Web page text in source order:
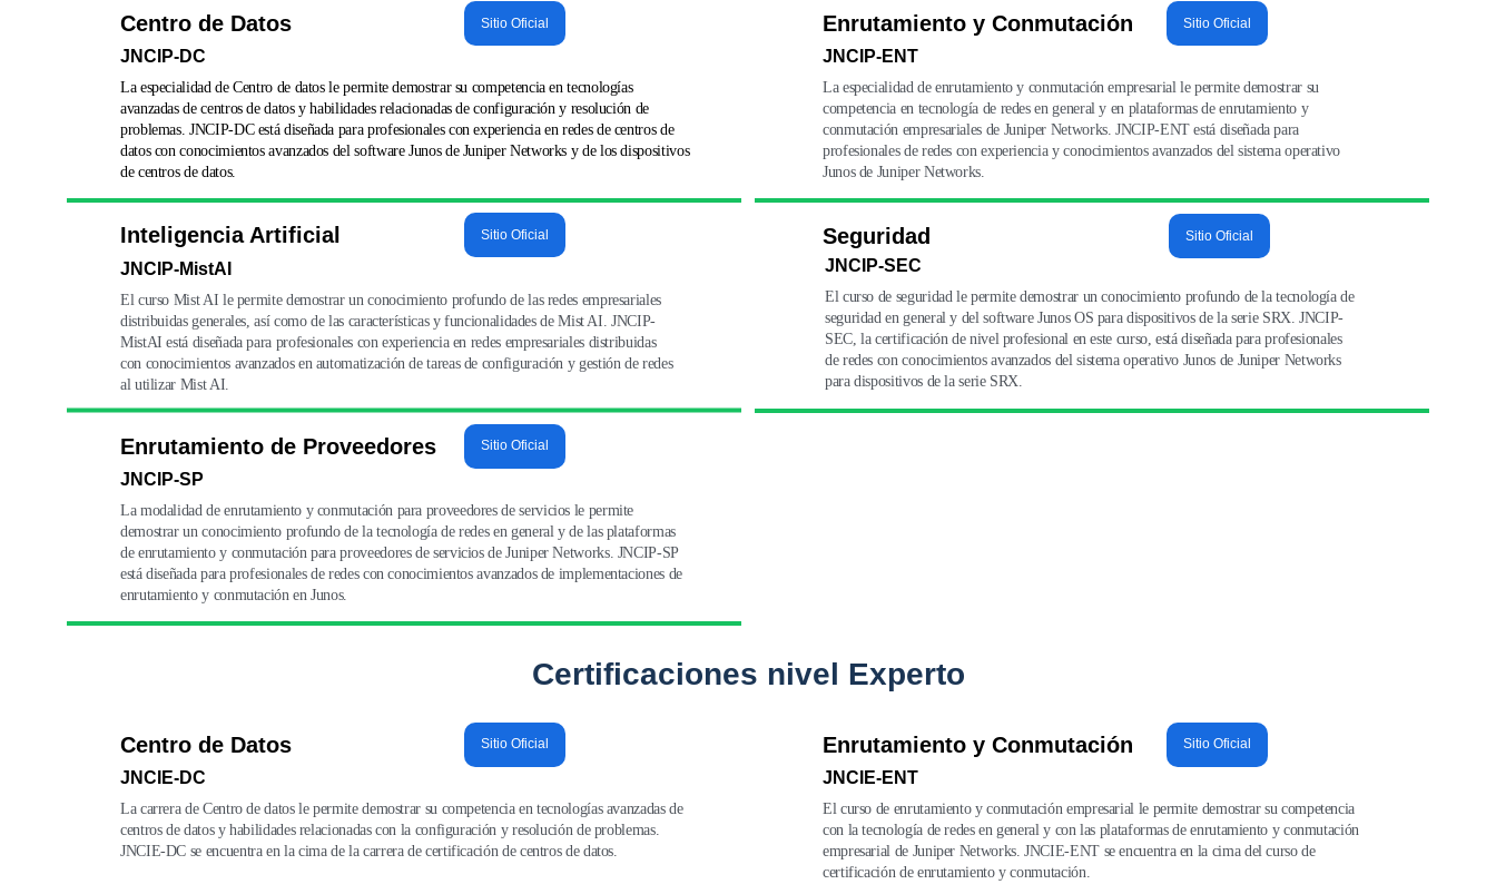
Centro de Datos
JNCIP-DC
La especialidad de Centro de datos le permite demostrar su competencia en tecnologías
avanzadas de centros de datos y habilidades relacionadas de configuración y resolución de
problemas. JNCIP-DC está diseñada para profesionales con experiencia en redes de centros de
datos con conocimientos avanzados del software Junos de Juniper Networks y de los dispositivos
de centros de datos.
Sitio Oficial Enrutamiento y Conmutación
JNCIP-ENT
La especialidad de enrutamiento y conmutación empresarial le permite demostrar su
competencia en tecnología de redes en general y en plataformas de enrutamiento y
conmutación empresariales de Juniper Networks. JNCIP-ENT está diseñada para
profesionales de redes con experiencia y conocimientos avanzados del sistema operativo
Junos de Juniper Networks.
Sitio Oficial
JNCIP-MistAI
El curso Mist AI le permite demostrar un conocimiento profundo de las redes empresariales
distribuidas generales, así como de las características y funcionalidades de Mist AI. JNCIP-
MistAI está diseñada para profesionales con experiencia en redes empresariales distribuidas
con conocimientos avanzados en automatización de tareas de configuración y gestión de redes
al utilizar Mist AI.
Sitio Oficial Seguridad
JNCIP-SEC
El curso de seguridad le permite demostrar un conocimiento profundo de la tecnología de
seguridad en general y del software Junos OS para dispositivos de la serie SRX. JNCIP-
SEC, la certificación de nivel profesional en este curso, está diseñada para profesionales
de redes con conocimientos avanzados del sistema operativo Junos de Juniper Networks
para dispositivos de la serie SRX.
Sitio Oficial
Inteligencia Artificial
Enrutamiento de Proveedores
JNCIP-SP
La modalidad de enrutamiento y conmutación para proveedores de servicios le permite
demostrar un conocimiento profundo de la tecnología de redes en general y de las plataformas
de enrutamiento y conmutación para proveedores de servicios de Juniper Networks. JNCIP-SP
está diseñada para profesionales de redes con conocimientos avanzados de implementaciones de
enrutamiento y conmutación en Junos.
Sitio Oficial
Centro de Datos
JNCIE-DC
La carrera de Centro de datos le permite demostrar su competencia en tecnologías avanzadas de
centros de datos y habilidades relacionadas con la configuración y resolución de problemas.
JNCIE-DC se encuentra en la cima de la carrera de certificación de centros de datos.
Sitio Oficial Enrutamiento y Conmutación
JNCIE-ENT
El curso de enrutamiento y conmutación empresarial le permite demostrar su competencia
con la tecnología de redes en general y con las plataformas de enrutamiento y conmutación
empresarial de Juniper Networks. JNCIE-ENT se encuentra en la cima del curso de
certificación de enrutamiento y conmutación.
Sitio Oficial
Certificaciones nivel Experto